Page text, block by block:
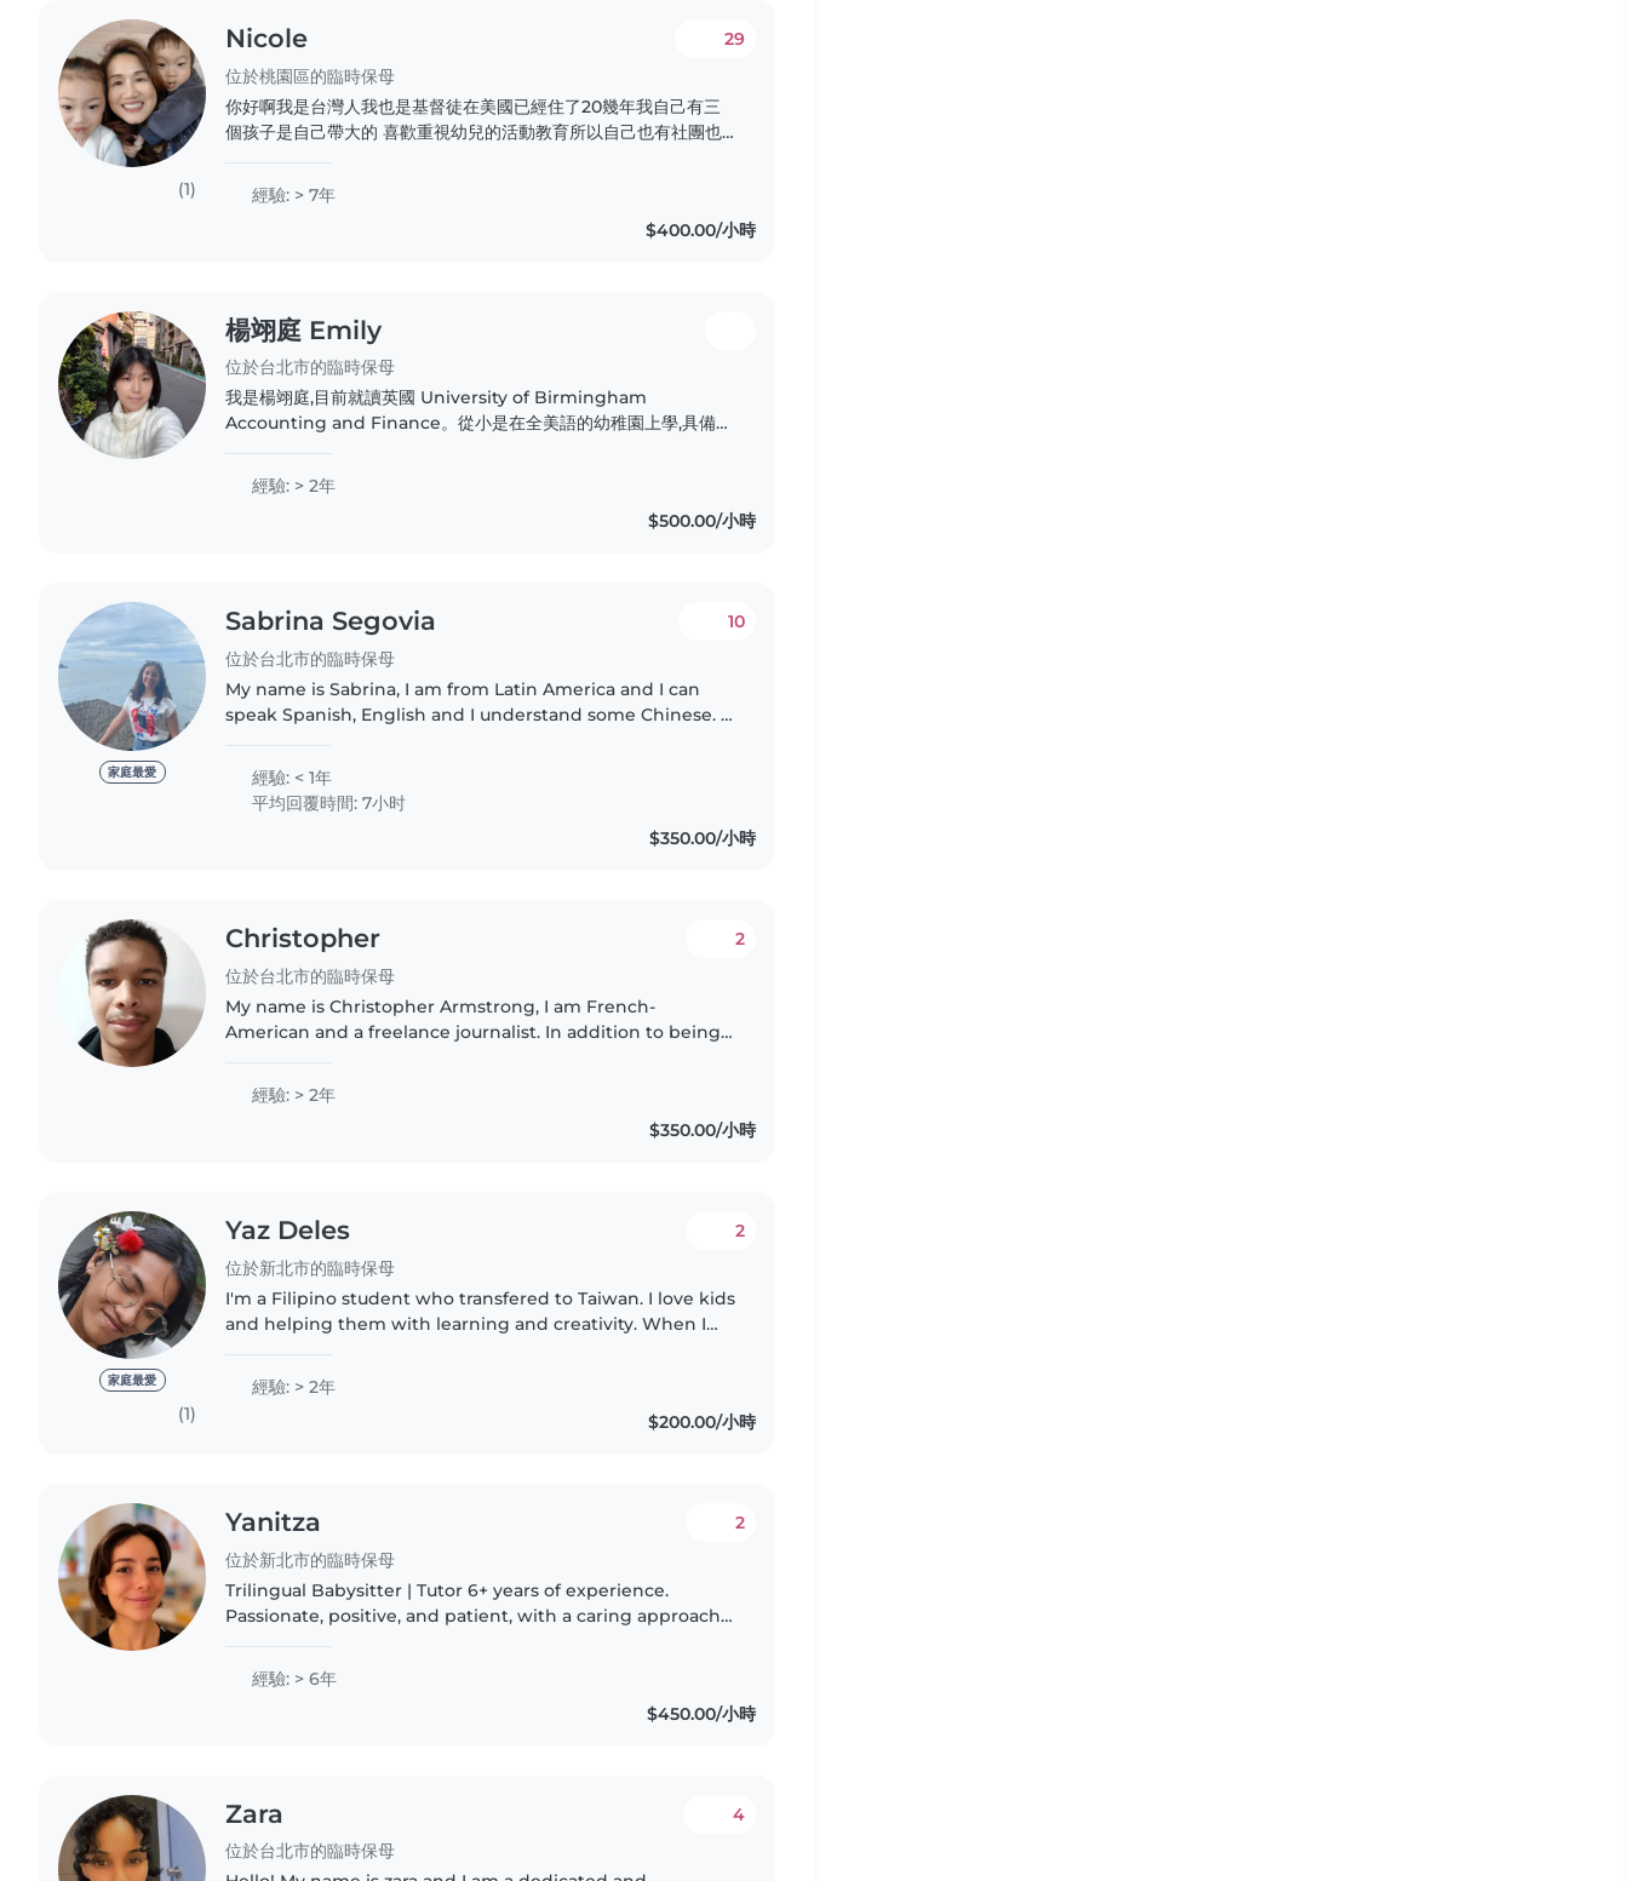
(1)
Nicole
位於桃園區的臨時保母
29
你好啊我是台灣人我也是基督徒在美國已經住了20幾年我自己有三
個孩子是自己帶大的 喜歡重視幼兒的活動教育所以自己也有社團也
個平台能夠認識更多的人我自己會做台式料理月子餐看顧新生兒看顧
照料都很有經驗希望能夠到不同的國家不同的地區做全天的看顧..
經驗: > 7年
$400.00/小時
楊翊庭 Emily
位於台北市的臨時保母
我是楊翊庭,目前就讀英國 University of Birmingham
Accounting and Finance。從小是在全美語的幼稚園上學,具備扎
心、有耐心、責任感強,屬於鼓勵式陪伴的角色。我很歡迎孩子分享
各種想法,會耐心傾聽、給予正向回饋,鼓勵他們勇於表達、自在探索,
經驗: > 2年
$500.00/小時
家庭最愛
Sabrina Segovia
位於台北市的臨時保母
10
My name is Sabrina, I am from Latin America and I can
speak Spanish, English and I understand some Chinese. I
love playing with..
經驗: < 1年
平均回覆時間: 7小时
$350.00/小時
Christopher
位於台北市的臨時保母
2
My name is Christopher Armstrong, I am French-
American and a freelance journalist. In addition to being
Chinese and Spanish,..
經驗: > 2年
$350.00/小時
家庭最愛
(1)
Yaz Deles
位於新北市的臨時保母
2
I'm a Filipino student who transfered to Taiwan. I love kids
and helping them with learning and creativity. When I
students..
經驗: > 2年
$200.00/小時
Yanitza
位於新北市的臨時保母
2
Trilingual Babysitter | Tutor 6+ years of experience.
Passionate, positive, and patient, with a caring approach
經驗: > 6年
$450.00/小時
Zara
位於台北市的臨時保母
4